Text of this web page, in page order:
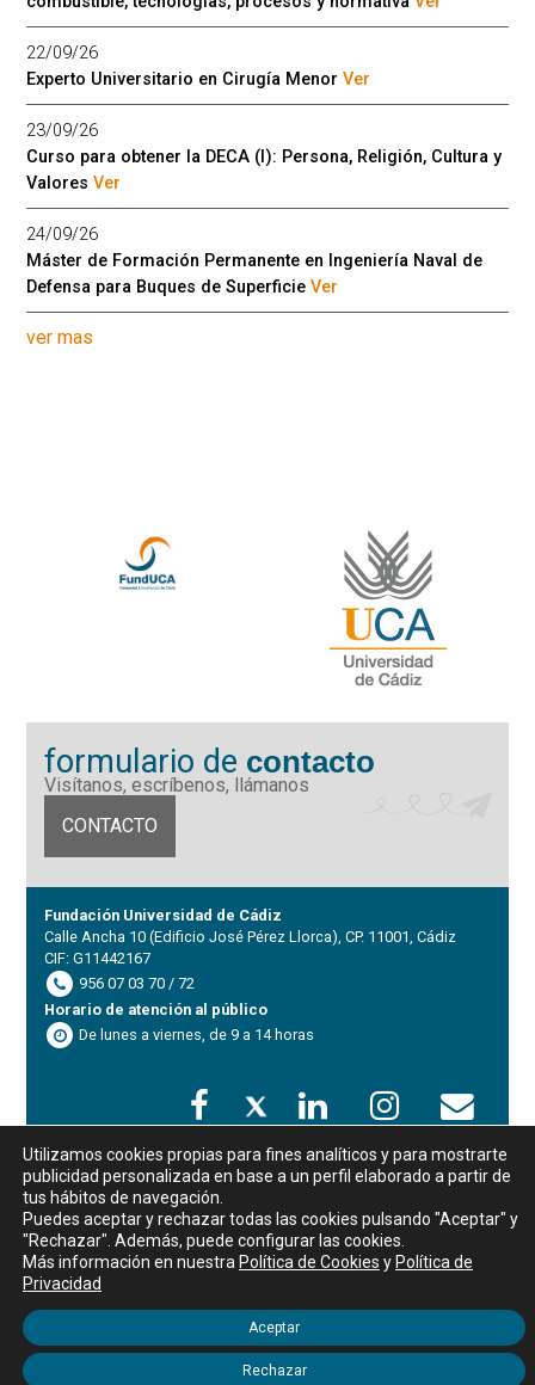
22/09/26
Experto Universitario en Cirugía MenorVer
23/09/26
Curso para obtener la DECA (I): Persona, Religión, Cultura y
ValoresVer
24/09/26
Máster de Formación Permanente en Ingeniería Naval de
Defensa para Buques de SuperficieVer
ver mas
formulario de contacto
Visítanos, escríbenos, llámanos
CONTACTO
Fundación Universidad de Cádiz
Calle Ancha 10 (Edificio José Pérez Llorca), CP. 11001, Cádiz
CIF: G11442167
956 07 03 70 / 72
Horario de atención al público
De lunes a viernes, de 9 a 14 horas
Aviso legal| Política de privacidad|Política de Cookies
Utilizamos cookies propias para fines analíticos y para mostrarte
publicidad personalizada en base a un perfil elaborado a partir de
tus hábitos de navegación.
Puedes aceptar y rechazar todas las cookies pulsando "Aceptar" y
"Rechazar". Además, puede configurar las cookies.
Más información en nuestra Política de Cookies y Política de
Privacidad
Aceptar
Rechazar
WordPress Appliance - Powered byTurnKey Linux